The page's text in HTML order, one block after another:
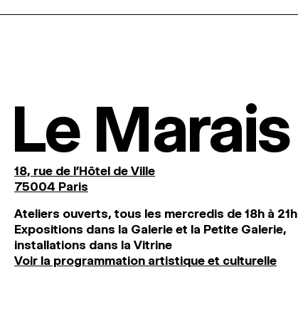
Le Marais
18, rue de l'Hôtel de Ville
75004 Paris
Ateliers ouverts, tous les mercredis de 18h à 21h
Expositions dans la Galerie et la Petite Galerie,
installations dans la Vitrine
Voir la programmation artistique et culturelle